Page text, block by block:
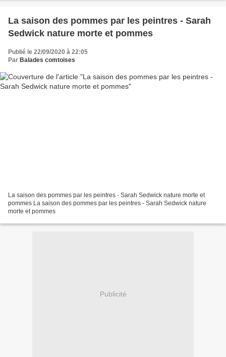
La saison des pommes par les peintres - Sarah
Sedwick nature morte et pommes
Publié le 22/09/2020 à 22:05
Par Balades comtoises
La saison des pommes par les peintres - Sarah Sedwick nature morte et
pommes La saison des pommes par les peintres - Sarah Sedwick nature
morte et pommes
Publicité